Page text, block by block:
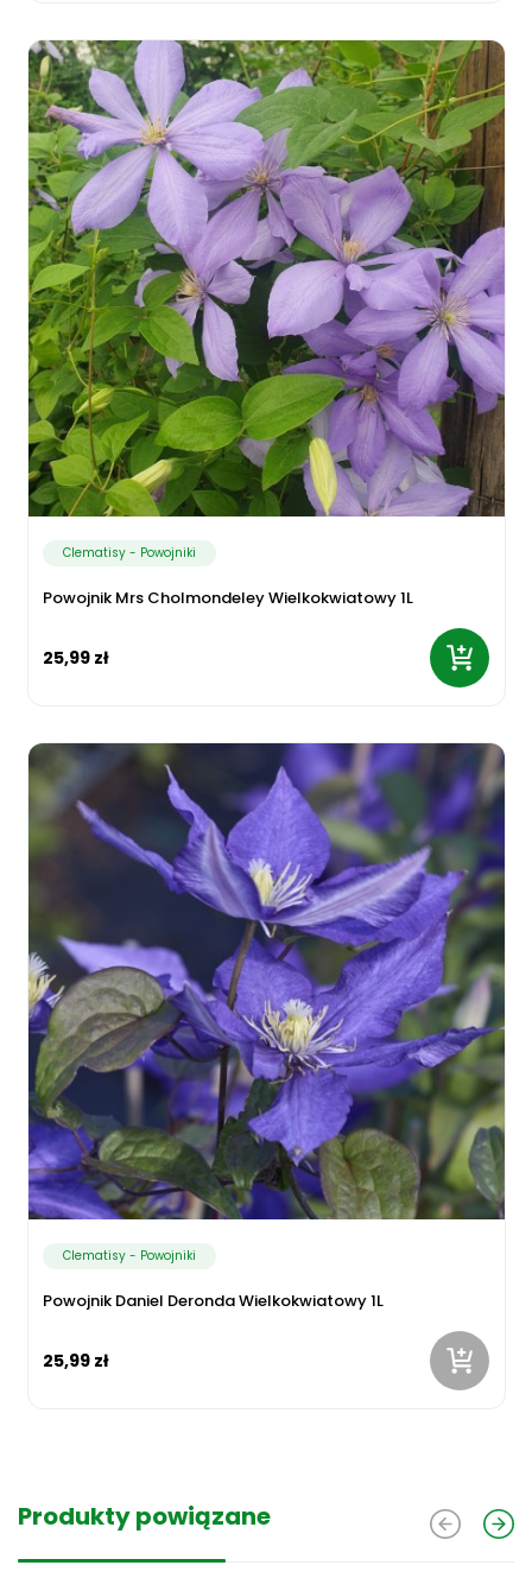
Clematisy - Powojniki
Powojnik Mrs Cholmondeley Wielkokwiatowy 1L
25,99 zł
Clematisy - Powojniki
Powojnik Daniel Deronda Wielkokwiatowy 1L
25,99 zł
Produkty powiązane